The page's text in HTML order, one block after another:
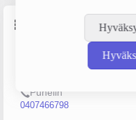
Puhelin
0407466798